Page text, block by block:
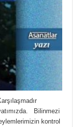
Bilinmezi
kontrol